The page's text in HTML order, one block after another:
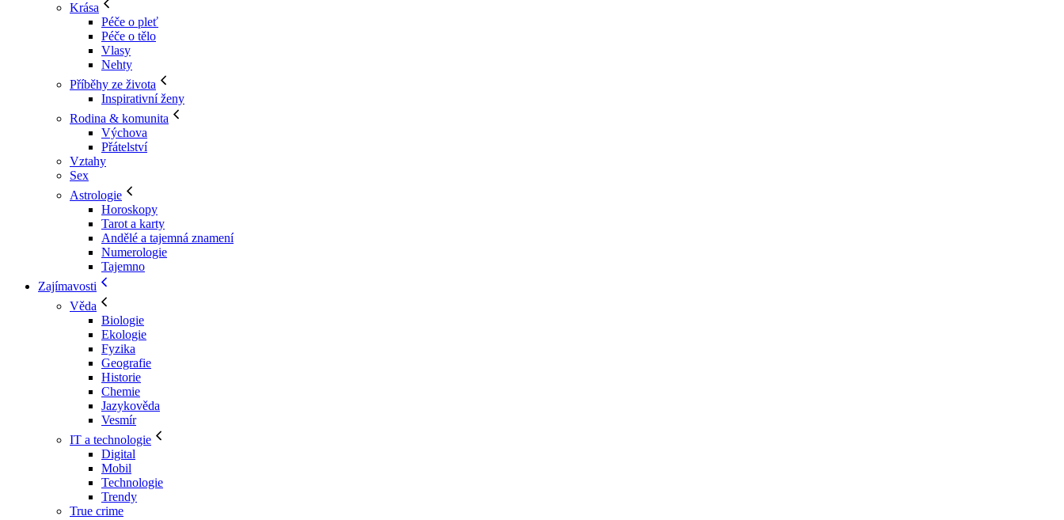
Krása
Péče o pleť
Péče o tělo
Vlasy
Nehty
Příběhy ze života
Inspirativní ženy
Rodina & komunita
Výchova
Přátelství
Vztahy
Sex
Astrologie
Horoskopy
Tarot a karty
Andělé a tajemná znamení
Numerologie
Tajemno
Zajímavosti
Věda
Biologie
Ekologie
Fyzika
Geografie
Historie
Chemie
Jazykověda
Vesmír
IT a technologie
Digital
Mobil
Technologie
Trendy
True crime